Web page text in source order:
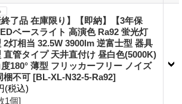
終了品 在庫限り】【即納】【3年保
ベースライト 高演色 Ra92 蛍光灯
2灯相当 32.5W 3900lm 逆富士型 器具
直管タイプ 天井直付け 昼白色(5000K)
180° 薄型 フリッカーフリー ノイズ
梱不可 [BL-XL-N32-5-Ra92]
(税込)
1個]